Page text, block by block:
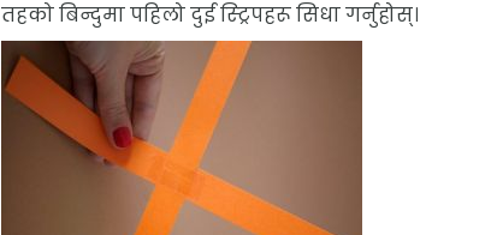
तहको बिन्दुमा पहिलो दुई स्ट्रिपहरू सिधा गर्नुहोस्।